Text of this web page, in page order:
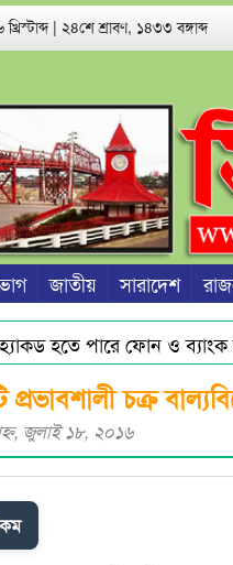
| ২৪শে শ্রাবণ, ১৪৩৩ বঙ্গাব্দ
জাতীয় সারাদেশ
হতে পারে ফোন ও ব্যাংক
জনগণ আর ভয় পায়না :
চক্র
জুলাই ১৮, ২০১৬